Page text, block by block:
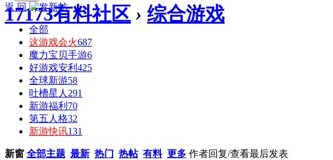
17173有料社区 › 综合游戏
返 回
全部
这游戏会火687
魔力宝贝手游6
好游戏安利 425
全球新游58
吐槽星人 291
新游福利 70
第五人格32
新游快讯131
新窗 全部主题 最新 热门 热帖 有料 更多 作者回复/查看最后发表